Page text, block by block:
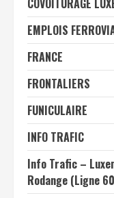
COVOITURAGE
EMPLOIS
FRANCE
FRONTALIERS
FUNICULAIRE
INFO TRAFIC
Info Trafic –
Rodange (Ligne